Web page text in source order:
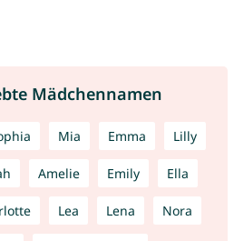
Mädchennamen
Mia Emma Lilly
Amelie Emily Ella
Lea Lena Nora